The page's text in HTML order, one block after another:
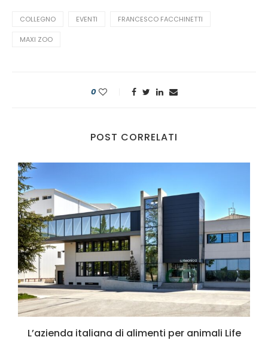
COLLEGNO EVENTI FRANCESCO FACCHINETTI
MAXI ZOO
0
POST CORRELATI
L’azienda italiana di alimenti per animali Life